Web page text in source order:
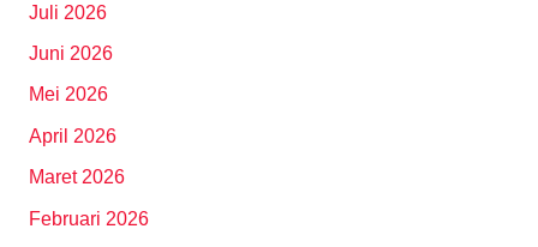
Juli 2026
Juni 2026
Mei 2026
April 2026
Maret 2026
Februari 2026